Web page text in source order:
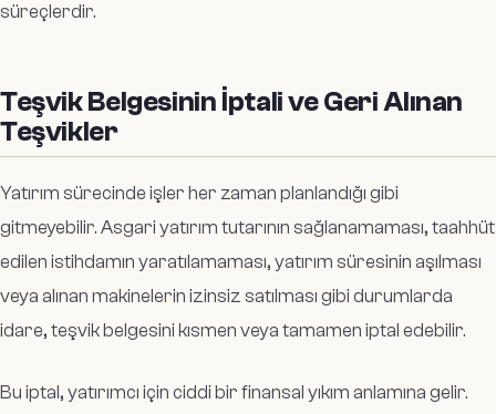
süreçlerdir.
Teşvik Belgesinin İptali ve Geri Alınan
Teşvikler
Yatırım sürecinde işler her zaman planlandığı gibi
gitmeyebilir. Asgari yatırım tutarının sağlanamaması, taahhüt
edilen istihdamın yaratılamaması, yatırım süresinin aşılması
veya alınan makinelerin izinsiz satılması gibi durumlarda
idare, teşvik belgesini kısmen veya tamamen iptal edebilir.
Bu iptal, yatırımcı için ciddi bir finansal yıkım anlamına gelir.